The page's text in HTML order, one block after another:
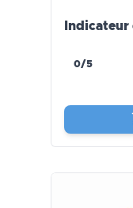
Indicateur
0/5